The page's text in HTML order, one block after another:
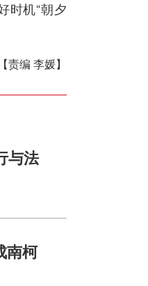
时机“朝夕
【责编 李媛】
与法
南柯